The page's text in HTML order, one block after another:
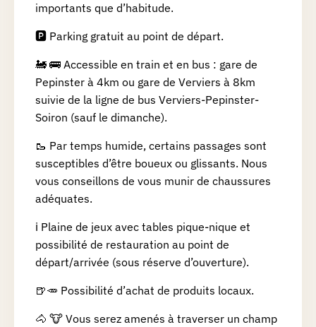
importants que d’habitude.
🅿️ Parking gratuit au point de départ.
🚂 🚌 Accessible en train et en bus : gare de
Pepinster à 4km ou gare de Verviers à 8km
suivie de la ligne de bus Verviers-Pepinster-
Soiron (sauf le dimanche).
🥾 Par temps humide, certains passages sont
susceptibles d’être boueux ou glissants. Nous
vous conseillons de vous munir de chaussures
adéquates.
ℹ️ Plaine de jeux avec tables pique-nique et
possibilité de restauration au point de
départ/arrivée (sous réserve d’ouverture).
🍺🥕 Possibilité d’achat de produits locaux.
🐴 🐮 Vous serez amenés à traverser un champ